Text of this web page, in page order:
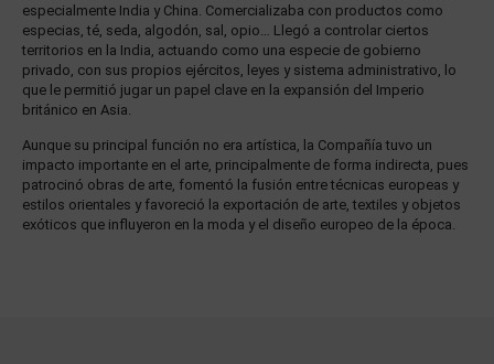
especialmente India y China. Comercializaba con productos como
especias, té, seda, algodón, sal, opio… Llegó a controlar ciertos
territorios en la India, actuando como una especie de gobierno
privado, con sus propios ejércitos, leyes y sistema administrativo, lo
que le permitió jugar un papel clave en la expansión del Imperio
británico en Asia.
Aunque su principal función no era artística, la Compañía tuvo un
impacto importante en el arte, principalmente de forma indirecta, pues
patrocinó obras de arte, fomentó la fusión entre técnicas europeas y
estilos orientales y favoreció la exportación de arte, textiles y objetos
exóticos que influyeron en la moda y el diseño europeo de la época.